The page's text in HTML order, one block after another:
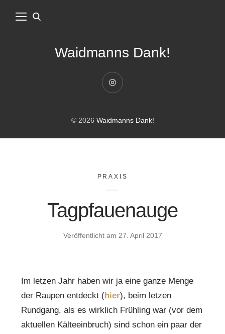
Waidmanns Dank!
Instagram
© 2026 Waidmanns Dank!
PRAXIS
Tagpfauenauge
Veröffentlicht am 27. April 2017
Im letzen Jahr haben wir ja eine ganze Menge
der Raupen entdeckt (hier), beim letzen
Rundgang, als es wirklich Frühling war (vor dem
aktuellen Kälteeinbruch) sind schon ein paar der